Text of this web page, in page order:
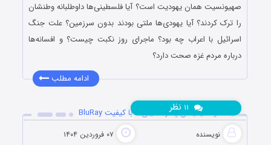
صهیونسیت همان یهودیت است؟ آیا فلسطینی‌ها داوطلبانه وطنشان
را ترک کردند؟ آیا یهودی‌ها ملتی بودند بدون سرزمین؟ علت جنگ
اسرائیل با اعراب چه بود؟ ماجرای روز نکبت چیست؟ و افسانه‌ها
درباره مردم غزه صحت دارد؟
ادامه مطلب
دانلود انیمیشن پسر دلفینی ۲ با کیفیت BluRay
نویسنده ۰۷ فروردین ۱۴۰۴
نظر